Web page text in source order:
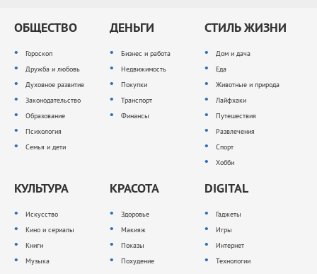
ОБЩЕСТВО
Гороскоп
Дружба и любовь
Духовное развитие
Законодательство
Образование
Психология
Семья и дети
ДЕНЬГИ
Бизнес и работа
Недвижимость
Покупки
Транспорт
Финансы
СТИЛЬ ЖИЗНИ
Дом и дача
Еда
Животные и природа
Лайфхаки
Путешествия
Развлечения
Спорт
Хобби
КУЛЬТУРА
Искусство
Кино и сериалы
Книги
Музыка
КРАСОТА
Здоровье
Макияж
Показы
Похудение
DIGITAL
Гаджеты
Игры
Интернет
Технологии